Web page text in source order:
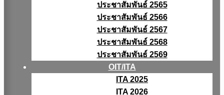
ประชาสัมพันธ์ 2565
ประชาสัมพันธ์ 2566
ประชาสัมพันธ์ 2567
ประชาสัมพันธ์ 2568
ประชาสัมพันธ์ 2569
OIT/ITA
ITA 2025
ITA 2026